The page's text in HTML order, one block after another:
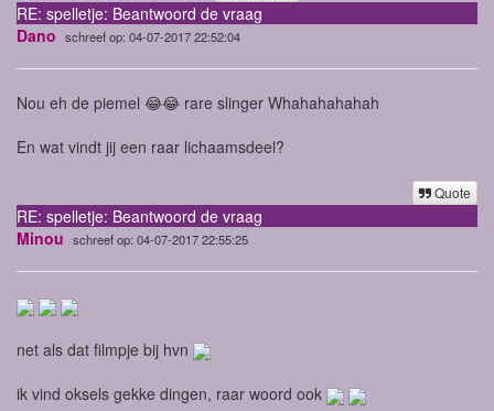
RE: spelletje: Beantwoord de vraag
Dano schreef op: 04-07-2017 22:52:04
Nou eh de piemel 😂😂 rare slinger Whahahahahah
En wat vindt jij een raar lichaamsdeel?
Quote
RE: spelletje: Beantwoord de vraag
Minou schreef op: 04-07-2017 22:55:25
net als dat filmpje bij hvn
ik vind oksels gekke dingen, raar woord ook